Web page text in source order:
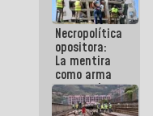
manejo de
escombros
en La Guaira
Necropolítica
opositora:
La mentira
como arma
contra el
Pueblo